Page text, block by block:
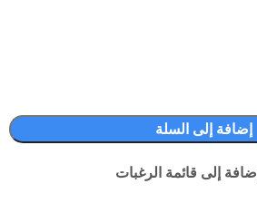
إضافة إلى السلة
إضافة إلى قائمة الرغبات